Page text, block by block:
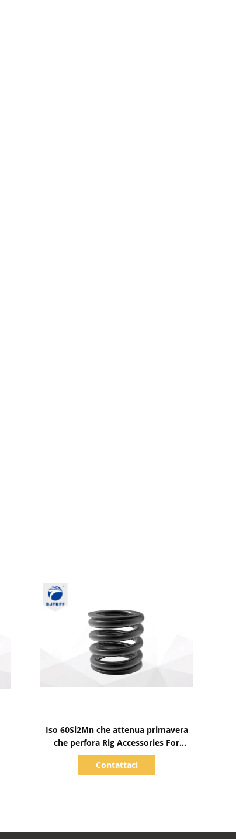
Iso 60Si2Mn che attenua primavera
che perfora Rig Accessories For
Construction Foundation
Contattaci